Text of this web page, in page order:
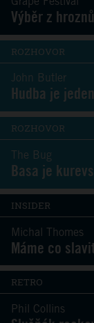
Výběr z
ROZHOVOR
John Butler
Hudba je
ROZHOVOR
The Bug
Basa je
INSIDER
Michal Thomes
Máme co
RETRO
Phil Collins